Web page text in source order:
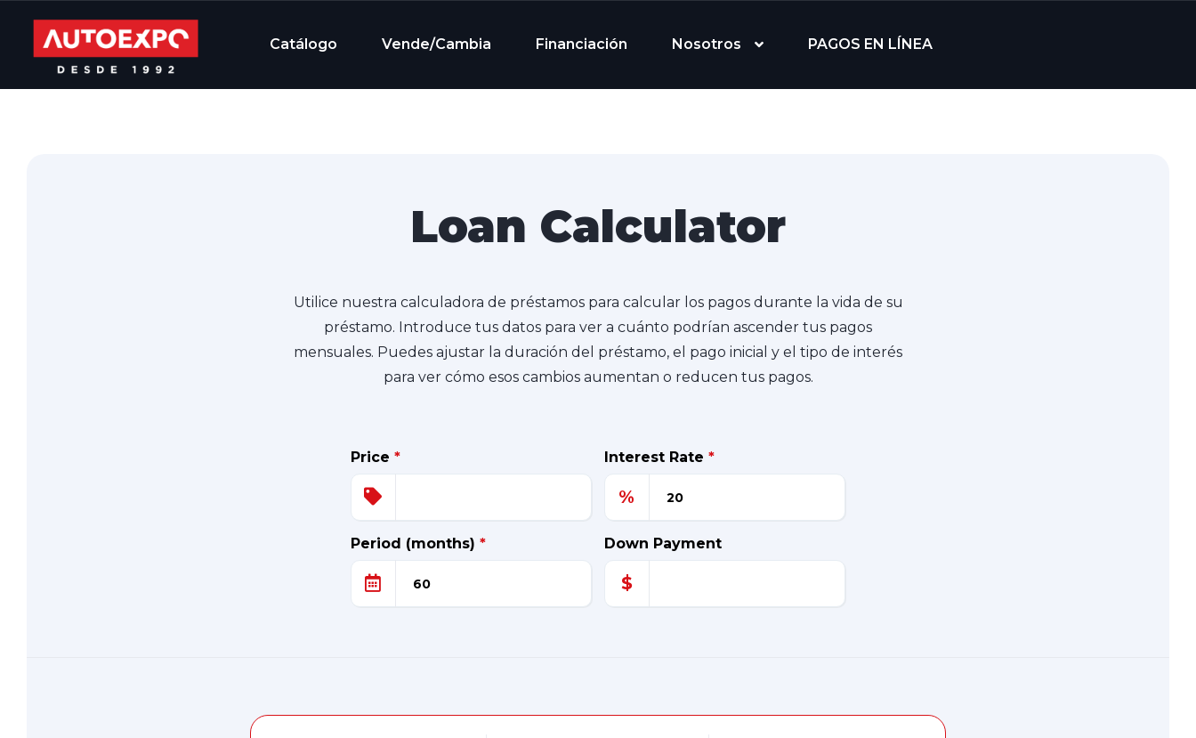
Catálogo Vende/Cambia Financiación Nosotros PAGOS EN LÍNEA
Loan Calculator
Utilice nuestra calculadora de préstamos para calcular los pagos durante la vida de su
préstamo. Introduce tus datos para ver a cuánto podrían ascender tus pagos
mensuales. Puedes ajustar la duración del préstamo, el pago inicial y el tipo de interés
para ver cómo esos cambios aumentan o reducen tus pagos.
Price * Interest Rate *
%
Period (months) * Down Payment
$